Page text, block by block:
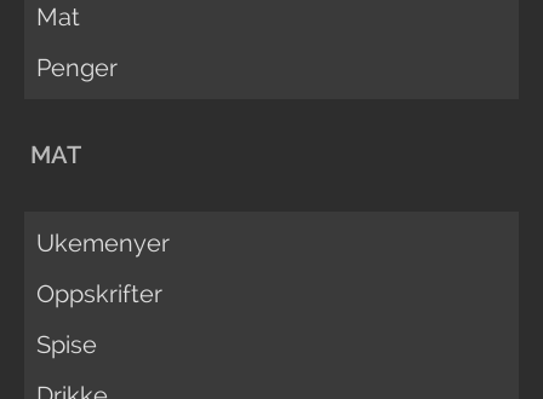
Mat
Penger
MAT
Ukemenyer
Oppskrifter
Spise